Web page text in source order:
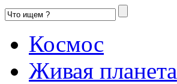
Космос
Живая планета